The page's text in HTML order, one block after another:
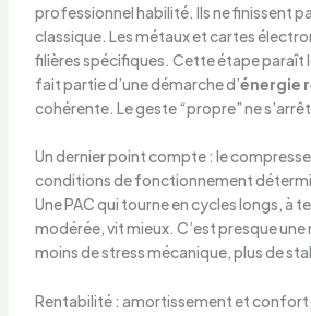
professionnel habilité. Ils ne finissent
classique. Les métaux et cartes
filières spécifiques. Cette étape paraît
fait partie d’une démarche d’énergie
cohérente. Le geste “propre” ne
Un dernier point compte : le
conditions de fonctionnement
Une PAC qui tourne en cycles longs, à
modérée, vit mieux. C’est presque une
moins de stress mécanique, plus de
Rentabilité : amortissement et